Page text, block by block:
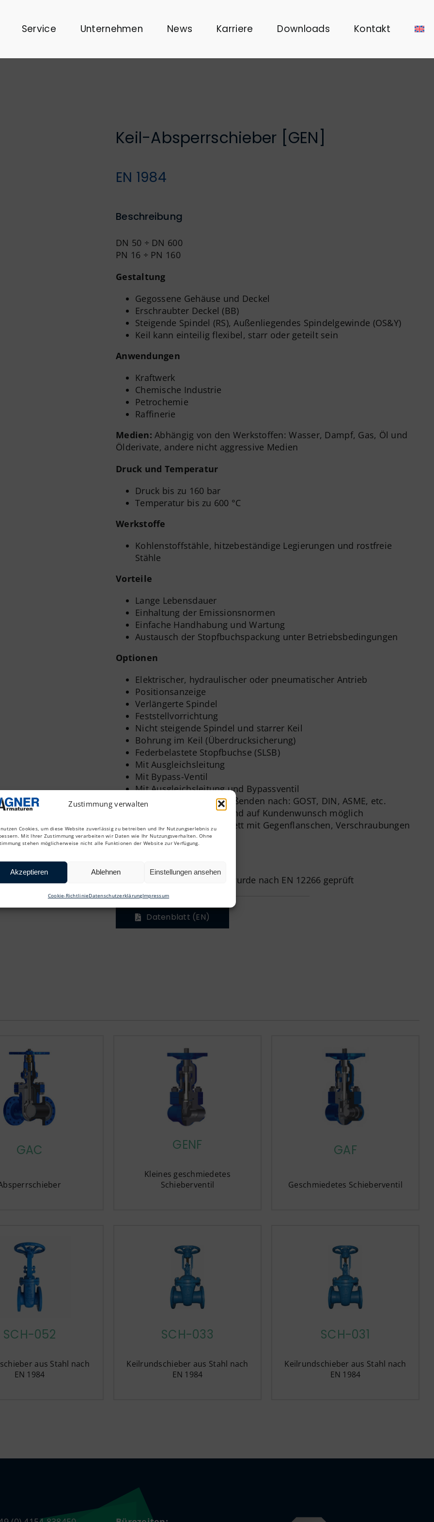
Zustimmung verwalten
Cookies, um diese Website zuverlässig zu betreiben und Ihr Nutzungserlebnis zu
Mit Ihrer Zustimmung verarbeiten wir Daten wie Ihr Nutzungsverhalten. Ohne
stehen möglicherweise nicht alle Funktionen der Website zur Verfügung.
Akzeptieren Ablehnen Einstellungen ansehen
Cookie-RichtlinieDatenschutzerklärungImpressum
Service Unternehmen News Karriere Downloads Kontakt
Keil-Absperrschieber [GEN]
EN 1984
Beschreibung
DN 50 ÷ DN 600
PN 16 ÷ PN 160
Gestaltung
Gegossene Gehäuse und Deckel
Erschraubter Deckel (BB)
Steigende Spindel (RS), Außenliegendes Spindelgewinde (OS&Y)
Keil kann einteilig flexibel, starr oder geteilt sein
Anwendungen
Kraftwerk
Chemische Industrie
Petrochemie
Raffinerie
Medien:Abhängig von den Werkstoffen: Wasser, Dampf, Gas, Öl und
Ölderivate, andere nicht aggressive Medien
Druck und Temperatur
Druck bis zu 160 bar
Temperatur bis zu 600 °C
Werkstoffe
Kohlenstoffstähle, hitzebeständige Legierungen und rostfreie
Stähle
Vorteile
Lange Lebensdauer
Einhaltung der Emissionsnormen
Einfache Handhabung und Wartung
Austausch der Stopfbuchspackung unter Betriebsbedingungen
Optionen
Elektrischer, hydraulischer oder pneumatischer Antrieb
Positionsanzeige
Verlängerte Spindel
Feststellvorrichtung
Nicht steigende Spindel und starrer Keil
Bohrung im Keil (Überdrucksicherung)
Federbelastete Stopfbuchse (SLSB)
Mit Ausgleichsleitung
Mit Bypass-Ventil
Mit Ausgleichsleitung und Bypassventil
Flansche und Anschweißenden nach: GOST, DIN, ASME, etc.
Andere Lackierungen sind auf Kundenwunsch möglich
Absperrschieber komplett mit Gegenflanschen, Verschraubungen
und Dichtungen
Jeder produzierte Schieber wurde nach EN 12266 geprüft
Datenblatt (EN)
GAC GENF
Kleines geschmiedetes
Schieberventil
GAF
Geschmiedetes Schieberventil
SCH-052
aus Stahl nach
EN 1984
SCH-033
Keilrundschieber aus Stahl nach
EN 1984
SCH-031
Keilrundschieber aus Stahl nach
EN 1984